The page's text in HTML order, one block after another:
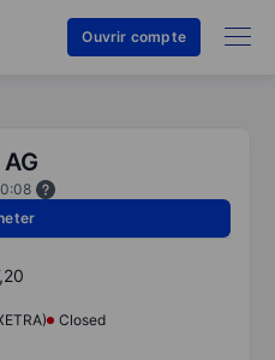
Ouvrir compte
Closed